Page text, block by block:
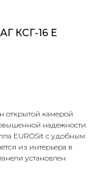
КСГ-16 Е
открытой камерой
надежности.
EUROSit с удобным
из интерьера в
установлен